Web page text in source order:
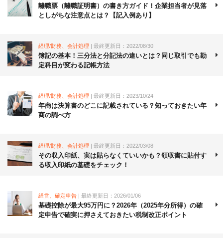
離職票（離職証明書）の書き方ガイド！企業担当者が見落
としがちな注意点とは？【記入例あり】
経理/財務、会計処理 | 最終更新日：2022/08/30
簿記の基本！三分法と分記法の違いとは？同じ取引でも勘
定科目が変わる記帳方法
経理/財務、会計処理 | 最終更新日：2023/10/24
年商は決算書のどこに記載されている？知っておきたい年
商の調べ方
経理/財務、会計処理 | 最終更新日：2022/03/08
その収入印紙、実は貼らなくていいかも？領収書に貼付す
る収入印紙の基礎をチェック！
経営、確定申告 | 最終更新日：2026/01/06
基礎控除が最大95万円に？2026年（2025年分所得）の確
定申告で確実に押さえておきたい税制改正ポイント